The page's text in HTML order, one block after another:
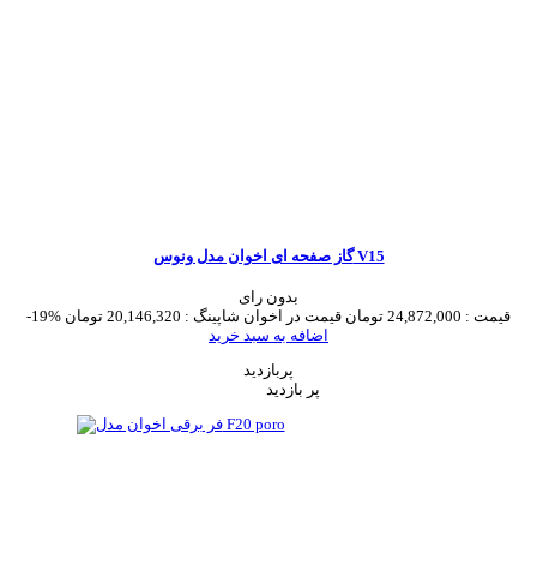
گاز صفحه ای اخوان مدل ونوس V15
بدون رای
-19%
قیمت : 24,872,000 تومان قیمت در اخوان شاپینگ : 20,146,320 تومان
اضافه به سبد خرید
پربازدید
پر بازدید